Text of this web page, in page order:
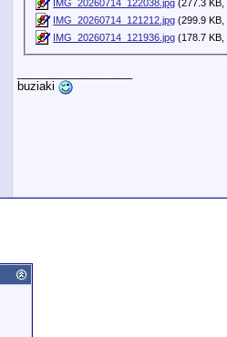
IMG_20260714_122038.jpg (277.3 KB,
IMG_20260714_121212.jpg (299.9 KB,
IMG_20260714_121936.jpg (178.7 KB,
buziaki